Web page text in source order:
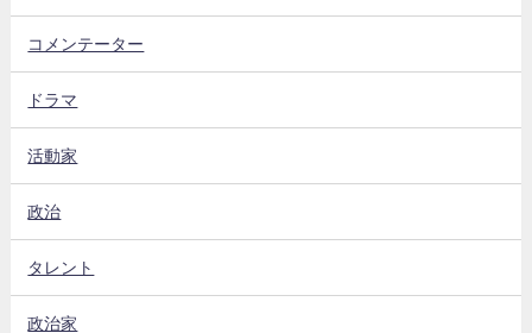
コメンテーター
ドラマ
活動家
政治
タレント
政治家